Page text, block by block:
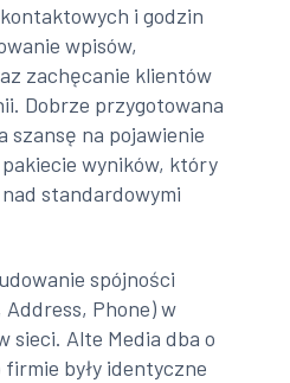
i godzin
wpisów,
zachęcanie klientów
Dobrze przygotowana
szansę na pojawienie
wyników, który
standardowymi
spójności
Address, Phone) w
sieci. Alte Media dba o
były identyczne